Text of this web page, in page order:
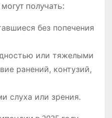
получать:
без попечения
или тяжелыми
ранений, контузий,
слуха или зрения.